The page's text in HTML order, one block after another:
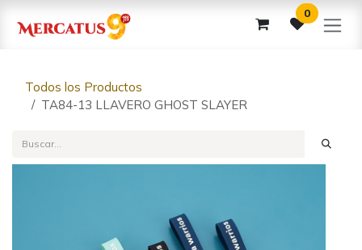
0
Todos los Productos
TA84-13 LLAVERO GHOST SLAYER